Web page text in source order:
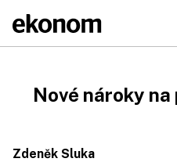
Nové nároky
Zdeněk Sluka